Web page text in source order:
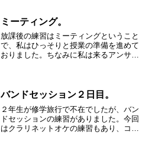
なることやら。そして日曜...
ミーティング。
放課後の練習はミーティングということ
で、私はひっそりと授業の準備を進めて
おりました。ちなみに私は来るアンサン
いていました。その後に１...
バンドセッション２日目。
２年生が修学旅行で不在でしたが、バン
ドセッションの練習がありました。今回
はクラリネットオケの練習もあり、コン